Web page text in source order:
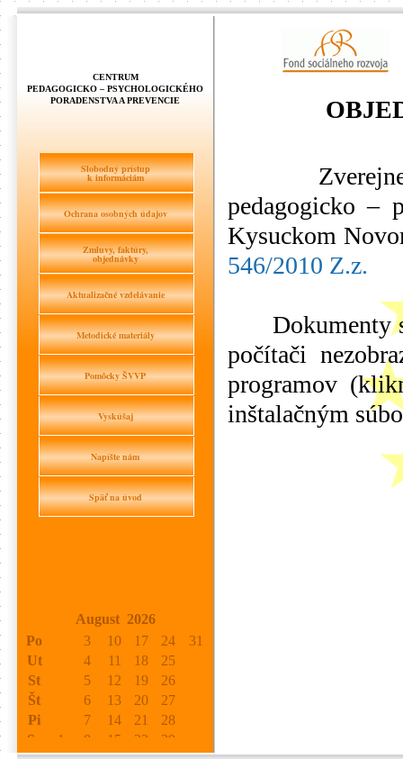
CENTRUM
PEDAGOGICKO – PSYCHOLOGICKÉHO
PORADENSTVA A PREVENCIE
Slobodný prístup
k informáciám
Ochrana osobných údajov
Zmluvy, faktúry,
objednávky
Aktualizačné vzdelávanie
Metodické materiály
Pomôcky ŠVVP
Vyskúšaj
Napíšte nám
Späť na úvod
August 2026
Po
3 10 17 24
31
Ut
4 11 18
25
St
5 12 19
26
Št
6 13 20
27
Pi
7 14 21
28
So
1 8 15 22
29
Zverejnené
pedagogicko –
Kysuckom
546/2010 Z.z.
Dokumenty
počítači
programov
inštalačným